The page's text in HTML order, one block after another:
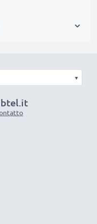
Per questo
È la scelta più
che tu possa fare,
ambientale.
durata, non fare
ora!
▾